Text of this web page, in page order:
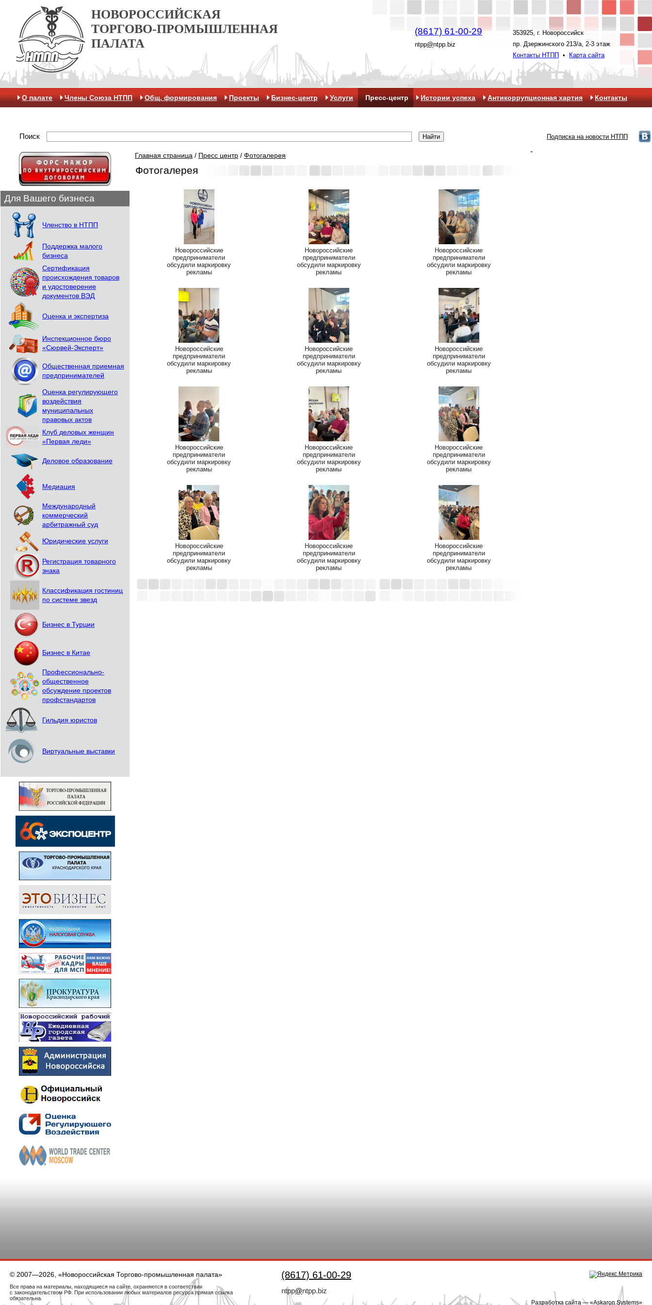
НОВОРОССИЙСКАЯ
ТОРГОВО-ПРОМЫШЛЕННАЯ
ПАЛАТА
(8617) 61-00-29
ntpp@ntpp.biz
353925, г. Новороссийск
пр. Дзержинского 213/а, 2-3 этаж
Контакты НТПП
• Карта сайта
О палате Члены Союза НТПП Общ. формирования Проекты Бизнес-центр Услуги Пресс-центр Истории успеха Антикоррупционная хартия Контакты
Поиск Подписка на новости НТПП
Для Вашего бизнеса
Членство в НТПП
Поддержка малого
бизнеса
Сертификация
происхождения товаров
и удостоверение
документов ВЭД
Оценка и экспертиза
Инспекционное бюро
«Сюрвей-Эксперт»
Общественная приемная
предпринимателей
Оценка регулирующего
воздействия
муниципальных
правовых актов
Клуб деловых женщин
«Первая леди»
Деловое образование
Медиация
Международный
коммерческий
арбитражный суд
Юридические услуги
Регистрация товарного
знака
Классификация гостиниц
по системе звезд
Бизнес в Турции
Бизнес в Китае
Профессионально-
общественное
обсуждение проектов
профстандартов
Гильдия юристов
Виртуальные выставки
Главная страница / Пресс центр / Фотогалерея
Фотогалерея
Новороссийские
предприниматели
обсудили маркировку
рекламы
Новороссийские
предприниматели
обсудили маркировку
рекламы
Новороссийские
предприниматели
обсудили маркировку
рекламы
Новороссийские
предприниматели
обсудили маркировку
рекламы
Новороссийские
предприниматели
обсудили маркировку
рекламы
Новороссийские
предприниматели
обсудили маркировку
рекламы
Новороссийские
предприниматели
обсудили маркировку
рекламы
Новороссийские
предприниматели
обсудили маркировку
рекламы
Новороссийские
предприниматели
обсудили маркировку
рекламы
Новороссийские
предприниматели
обсудили маркировку
рекламы
Новороссийские
предприниматели
обсудили маркировку
рекламы
Новороссийские
предприниматели
обсудили маркировку
рекламы
-
© 2007—2026, «Новороссийская Торгово-промышленная палата»
Все права на материалы, находящиеся на сайте, охраняются в соответствии
с законодательством РФ. При использовании любых материалов ресурса прямая ссылка
обязательна.
(8617) 61-00-29
ntpp@ntpp.biz
Разработка сайта — «Askaron Systems»